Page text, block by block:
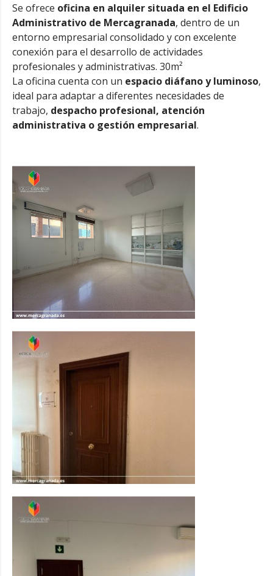
Se ofrece oficina en alquiler situada en el Edificio
Administrativo de Mercagranada, dentro de un
entorno empresarial consolidado y con excelente
conexión para el desarrollo de actividades
profesionales y administrativas. 30m²
La oficina cuenta con un espacio diáfano y luminoso,
ideal para adaptar a diferentes necesidades de
trabajo, despacho profesional, atención
administrativa o gestión empresarial.